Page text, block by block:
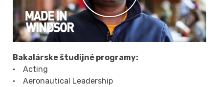
Bakalárske študijné programy:
• Acting
• Aeronautical Leadership